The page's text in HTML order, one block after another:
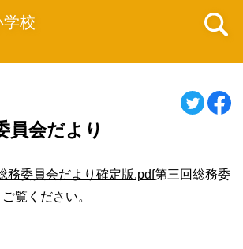
学校
員会だより
委員会だより確定版.pdf第三回総務委
覧ください。